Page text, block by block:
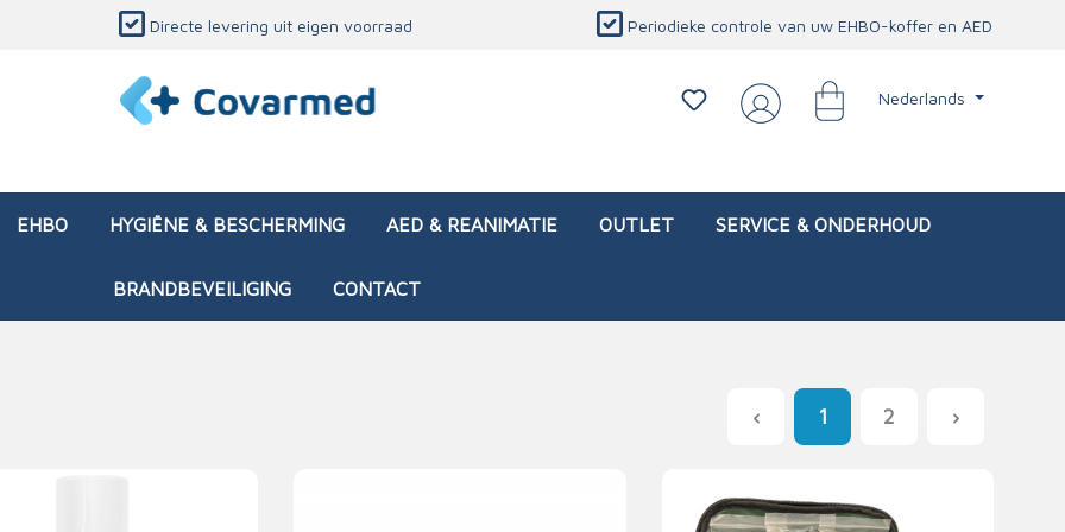
Directe levering uit eigen voorraad Periodieke controle van uw EHBO-koffer en AED
Nederlands
EHBO HYGIËNE & BESCHERMING AED & REANIMATIE OUTLET SERVICE & ONDERHOUD
BRANDBEVEILIGING CONTACT
Interventietassen (leeg)
Oogletsels
Oogspoeling
Persoonlijke beschermproducten
CO-detector
Service & onderhoud
1 2